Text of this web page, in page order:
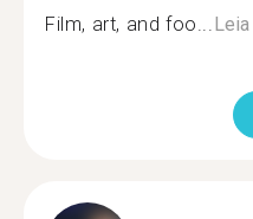
Film, art, and foo...